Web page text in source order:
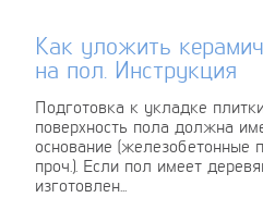
Как уложить
на пол. Инструкция
Подготовка к укладке
поверхность пола должна
основание (железобетонные
проч.). Если пол имеет
изготовлен...